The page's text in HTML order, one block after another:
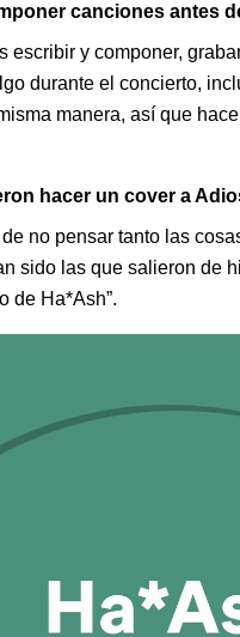
canciones antes
escribir y componer,
durante el concierto,
manera, así que
hacer un cover a
no pensar tanto las
sido las que salieron de
de Ha*Ash”.